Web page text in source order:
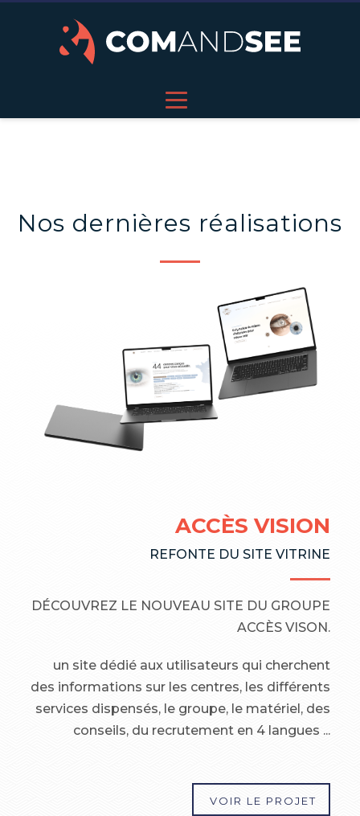
Nos dernières réalisations
LOGO FOLIO
Depuis plus de 15 ans nous conseillons
et accompagnons les marques
à se valoriser par l'image
ACCÈS VISION
REFONTE DU SITE VITRINE
DÉCOUVREZ LE NOUVEAU SITE DU GROUPE
ACCÈS VISON.
un site dédié aux utilisateurs qui cherchent
des informations sur les centres, les différents
services dispensés, le groupe, le matériel, des
conseils, du recrutement en 4 langues ...
VOIR LE PROJET
LA TOUR IMMO
CRÉATION DU
CAFÉ DE FLORE
de Flore
et le si E-shop de la marque
ALPHA PHI
Phi.
VOIR LE PROJET